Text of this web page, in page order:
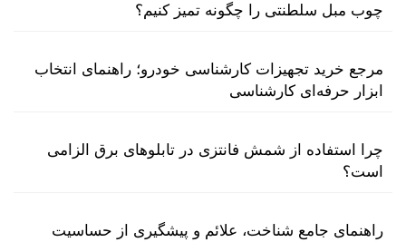
چوب مبل سلطنتی را چگونه تمیز کنیم؟
مرجع خرید تجهیزات کارشناسی خودرو؛ راهنمای انتخاب
ابزار حرفه‌ای کارشناسی
چرا استفاده از شمش فانتزی در تابلوهای برق الزامی
است؟
راهنمای جامع شناخت، علائم و پیشگیری از حساسیت